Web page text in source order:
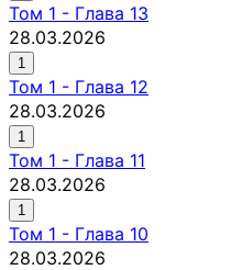
Том 1 - Глава 13
28.03.2026
1
Том 1 - Глава 12
28.03.2026
1
Том 1 - Глава 11
28.03.2026
1
Том 1 - Глава 10
28.03.2026